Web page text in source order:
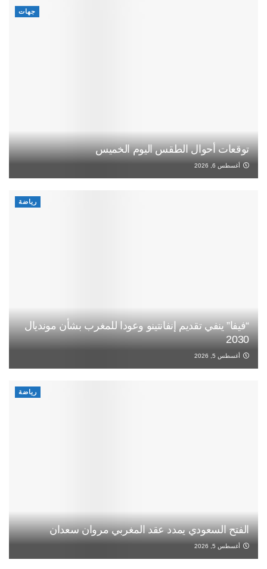
جهات
توقعات أحوال الطقس اليوم الخميس
أغسطس 6, 2026
رياضة
“فيفا” ينفي تقديم إنفانتينو وعودا للمغرب بشأن مونديال
2030
أغسطس 5, 2026
رياضة
الفتح السعودي يمدد عقد المغربي مروان سعدان
أغسطس 5, 2026